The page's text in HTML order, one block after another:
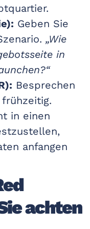
Geben Sie
„Wie
in
Besprechen
in einen
anfangen
achten